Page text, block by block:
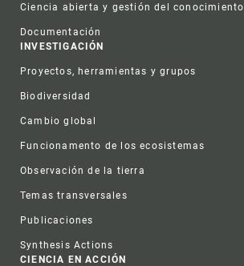
Ciencia abierta y gestión del conocimiento
Documentación
INVESTIGACIÓN
Proyectos, herramientas y grupos
Biodiversidad
Cambio global
Funcionamento de los ecosistemas
Observación de la tierra
Temas transversales
Publicaciones
Synthesis Actions
CIENCIA EN ACCIÓN